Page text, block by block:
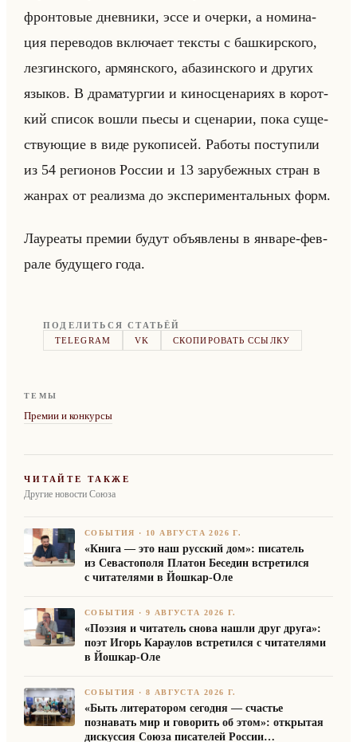
фрон­то­вые днев­ни­ки, эссе и очер­ки, а но­ми­на­
ция пе­ре­во­дов вклю­ча­ет тек­сты с баш­кир­ско­го,
лез­гин­ско­го, ар­мян­ско­го, аба­зин­ско­го и дру­гих
язы­ков. В дра­ма­тур­гии и ки­но­сце­на­ри­ях в ко­рот­
кий спи­сок вошли пьесы и сце­на­рии, пока су­ще­
ству­ющие в виде ру­ко­пи­сей. Ра­бо­ты по­сту­пи­ли
из 54 ре­ги­онов Рос­сии и 13 за­ру­беж­ных стран в
жан­рах от ре­ализ­ма до экс­пе­ри­мен­тальных форм.
Ла­уре­аты пре­мии будут объяв­ле­ны в ян­ва­ре-фев­
ра­ле бу­ду­ще­го года.
ПОДЕЛИТЬСЯ СТАТЬЁЙ
TELEGRAM
VK СКОПИРОВАТЬ ССЫЛКУ
ТЕМЫ
Премии и конкурсы
ЧИТАЙТЕ ТАКЖЕ
Другие новости Союза
СОБЫТИЯ · 10 АВГУСТА 2026 Г.
«Книга — это наш русский дом»: писатель
из Севастополя Платон Беседин встретился
с читателями в Йошкар-Оле
СОБЫТИЯ ·9 АВГУСТА 2026 Г.
«Поэзия и читатель снова нашли друг друга»:
поэт Игорь Караулов встретился с читателями
в Йошкар-Оле
СОБЫТИЯ ·8 АВГУСТА 2026 Г.
«Быть литератором сегодня — счастье
познавать мир и говорить об этом»: открытая
дискуссия Союза писателей России